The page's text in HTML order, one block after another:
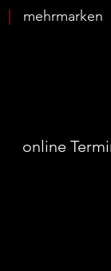
mehrmarken
online